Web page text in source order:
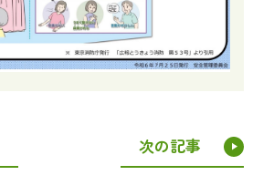
次の記事